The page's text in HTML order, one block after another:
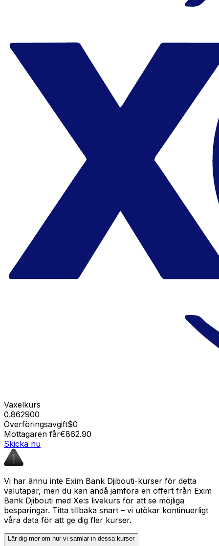
Växelkurs
0.862900
Överföringsavgift$0
Mottagaren får€862.90
Skicka nu
Vi har ännu inte Exim Bank Djibouti-kurser för detta
valutapar, men du kan ändå jämföra en offert från Exim
Bank Djibouti med Xe:s livekurs för att se möjliga
besparingar. Titta tillbaka snart – vi utökar kontinuerligt
våra data för att ge dig fler kurser.
Lär dig mer om hur vi samlar in dessa kurser